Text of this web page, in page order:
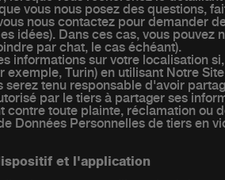
vous nous posez des questions,
nous contactez pour demander
idées). Dans ces cas, vous pouvez
par chat, le cas échéant).
informations sur votre localisation
exemple, Turin) en utilisant Notre
serez tenu responsable d'avoir
par le tiers à partager ses
contre toute plainte, réclamation ou
Données Personnelles de tiers en
et l'application